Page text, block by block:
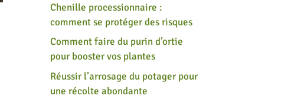
Chenille processionnaire :
comment se protéger des risques
Comment faire du purin d’ortie
pour booster vos plantes
Réussir l’arrosage du potager pour
une récolte abondante